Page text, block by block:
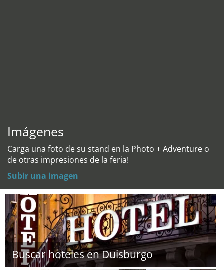
Imágenes
Carga una foto de su stand en la Photo + Adventure o
de otras impresiones de la feria!
Subir una imagen
Buscar hoteles en Duisburgo